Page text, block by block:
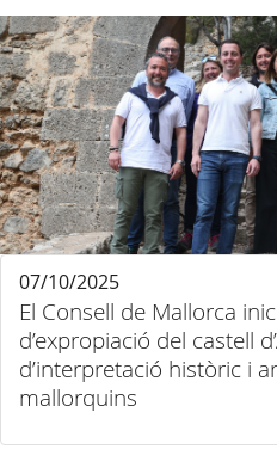
El Consell de Mallorca
d’expropiació del castell
d’interpretació històric i
mallorquins
07/10/2025